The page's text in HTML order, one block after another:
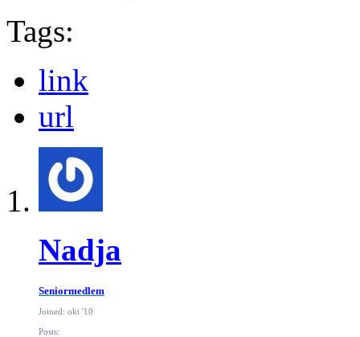
Tags:
link
url
Nadja
Seniormedlem
Joined: okt '10
Posts: